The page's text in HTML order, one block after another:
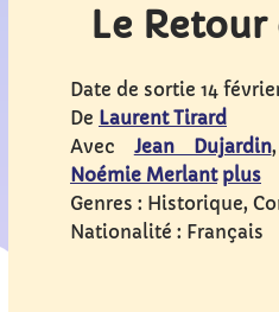
Le
Date de sortie 14
De Laurent Tirard
Avec
Jean Dujardin
Noémie Merlant plus
Genres : Historique,
Nationalité : Français